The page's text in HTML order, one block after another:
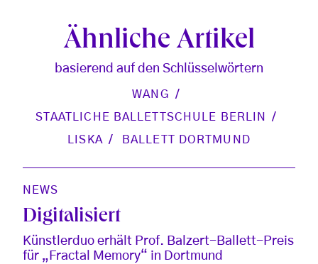
Ähnliche Artikel
basierend auf den Schlüsselwörtern
WANG
STAATLICHE BALLETTSCHULE BERLIN
LISKA
BALLETT DORTMUND
NEWS
Digitalisiert
Künstlerduo erhält Prof. Balzert-Ballett-Preis
für „Fractal Memory“ in Dortmund